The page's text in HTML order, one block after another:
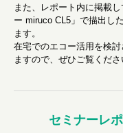
また、レポート内に掲載
ー miruco CL5」で描出し
ます。
在宅でのエコー活用を検
ますので、ぜひご覧くださ
セミナーレ